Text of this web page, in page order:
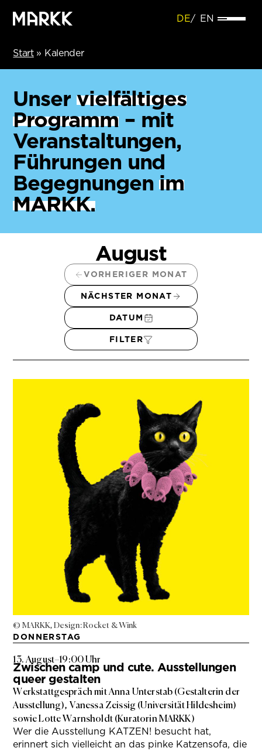
DE EN
Start» Kalender
Unser vielfältiges
Programm– mit
Veranstaltungen,
Führungen und
Begegnungenim
MARKK.
August
VORHERIGER MONAT
NÄCHSTER MONAT
DATUM
FILTER
© MARKK, Design: Rocket & Wink
DONNERSTAG
13. August–19:00 Uhr
Zwischen camp und cute. Ausstellungen
queer gestalten
Werkstattgespräch mit Anna Unterstab (Gestalterin der
Ausstellung), Vanessa Zeissig (Universität Hildesheim)
sowie Lotte Warnsholdt (Kuratorin MARKK)
Wer die Ausstellung KATZEN! besucht hat,
erinnert sich vielleicht an das pinke Katzensofa, die